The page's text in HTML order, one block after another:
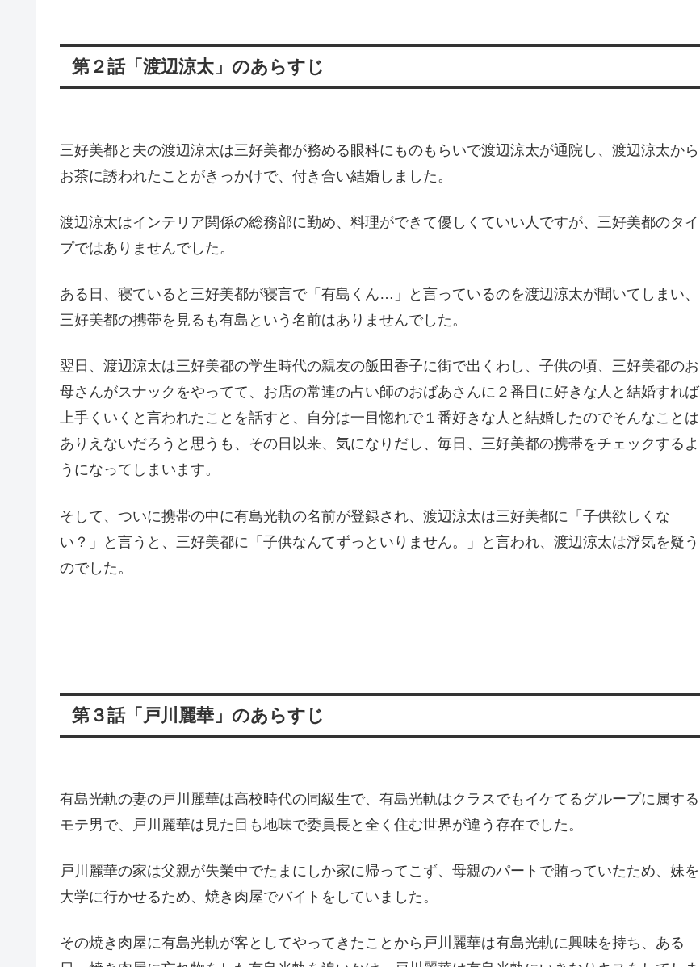
第２話「渡辺涼太」のあらすじ
三好美都と夫の渡辺涼太は三好美都が務める眼科にものもらいで渡辺涼太が通院し、渡辺涼太から
お茶に誘われたことがきっかけで、付き合い結婚しました。
渡辺涼太はインテリア関係の総務部に勤め、料理ができて優しくていい人ですが、三好美都のタイ
プではありませんでした。
ある日、寝ていると三好美都が寝言で「有島くん…」と言っているのを渡辺涼太が聞いてしまい、
三好美都の携帯を見るも有島という名前はありませんでした。
翌日、渡辺涼太は三好美都の学生時代の親友の飯田香子に街で出くわし、子供の頃、三好美都のお
母さんがスナックをやってて、お店の常連の占い師のおばあさんに２番目に好きな人と結婚すれば
上手くいくと言われたことを話すと、自分は一目惚れで１番好きな人と結婚したのでそんなことは
ありえないだろうと思うも、その日以来、気になりだし、毎日、三好美都の携帯をチェックするよ
うになってしまいます。
そして、ついに携帯の中に有島光軌の名前が登録され、渡辺涼太は三好美都に「子供欲しくな
い？」と言うと、三好美都に「子供なんてずっといりません。」と言われ、渡辺涼太は浮気を疑う
のでした。
第３話「戸川麗華」のあらすじ
有島光軌の妻の戸川麗華は高校時代の同級生で、有島光軌はクラスでもイケてるグループに属する
モテ男で、戸川麗華は見た目も地味で委員長と全く住む世界が違う存在でした。
戸川麗華の家は父親が失業中でたまにしか家に帰ってこず、母親のパートで賄っていたため、妹を
大学に行かせるため、焼き肉屋でバイトをしていました。
その焼き肉屋に有島光軌が客としてやってきたことから戸川麗華は有島光軌に興味を持ち、ある